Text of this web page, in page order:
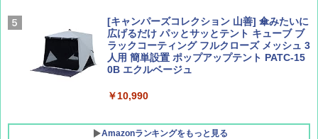
[キャンパーズコレクション 山善] 傘みたいに
広げるだけ パッとサッとテント キューブ ブ
ラックコーティング フルクローズ メッシュ 3
人用 簡単設置 ポップアップテント PATC-15
0B エクルベージュ
￥10,990
Amazonランキングをもっと見る